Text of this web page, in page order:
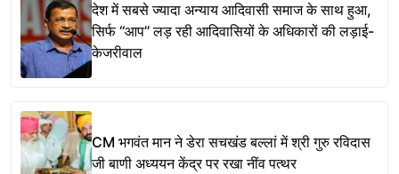
देश में सबसे ज्यादा अन्याय आदिवासी समाज के साथ हुआ,
सिर्फ ‘‘आप’’ लड़ रही आदिवासियों के अधिकारों की लड़ाई-
केजरीवाल
CM भगवंत मान ने डेरा सचखंड बल्लां में श्री गुरु रविदास
जी बाणी अध्ययन केंद्र पर रखा नींव पत्थर